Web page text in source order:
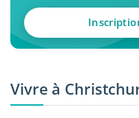
Vivre à